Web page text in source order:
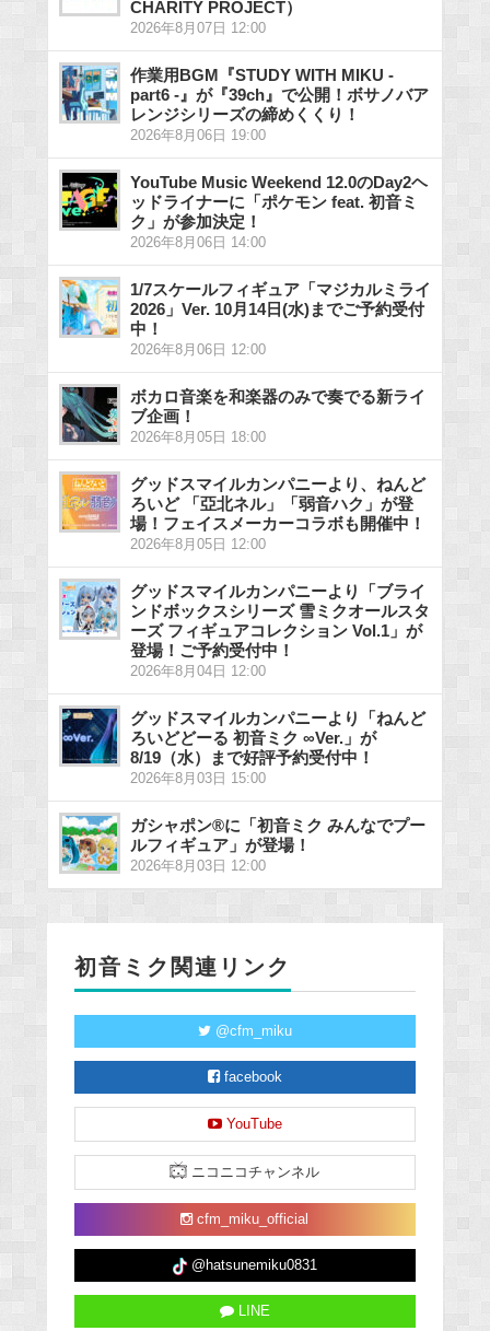
CHARITY PROJECT）
2026年8月07日 12:00
作業用BGM『STUDY WITH MIKU -
part6 -』が『39ch』で公開！ボサノバア
レンジシリーズの締めくくり！
2026年8月06日 19:00
YouTube Music Weekend 12.0のDay2ヘ
ッドライナーに「ポケモン feat. 初音ミ
ク」が参加決定！
2026年8月06日 14:00
1/7スケールフィギュア「マジカルミライ
2026」Ver. 10月14日(水)までご予約受付
中！
2026年8月06日 12:00
ボカロ音楽を和楽器のみで奏でる新ライ
ブ企画！
2026年8月05日 18:00
グッドスマイルカンパニーより、ねんど
ろいど 「亞北ネル」「弱音ハク」が登
場！フェイスメーカーコラボも開催中！
2026年8月05日 12:00
グッドスマイルカンパニーより「ブライ
ンドボックスシリーズ 雪ミクオールスタ
ーズ フィギュアコレクション Vol.1」が
登場！ご予約受付中！
2026年8月04日 12:00
グッドスマイルカンパニーより「ねんど
ろいどどーる 初音ミク ∞Ver.」が
8/19（水）まで好評予約受付中！
2026年8月03日 15:00
ガシャポン®に「初音ミク みんなでプー
ルフィギュア」が登場！
2026年8月03日 12:00
初音ミク関連リンク
@cfm_miku
facebook
YouTube
ニコニコチャンネル
cfm_miku_official
@hatsunemiku0831
LINE